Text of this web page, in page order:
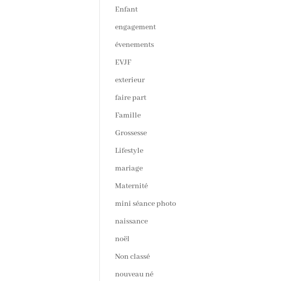
Enfant
engagement
évenements
EVJF
exterieur
faire part
Famille
Grossesse
Lifestyle
mariage
Maternité
mini séance photo
naissance
noël
Non classé
nouveau né